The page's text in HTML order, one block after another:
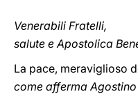
Venerabili Fratelli,
salute e Apostolica
La pace, meraviglioso
come afferma